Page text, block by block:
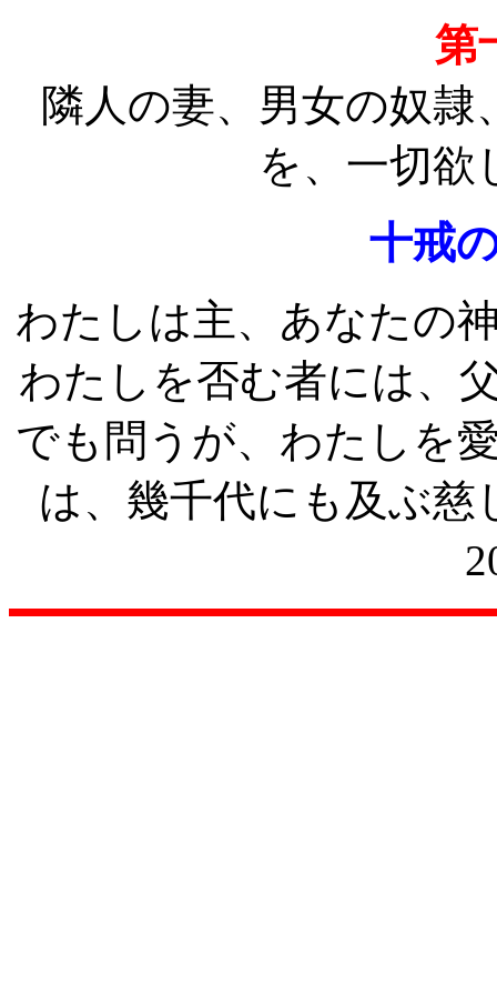
第
隣人の妻、男女の奴
を、一切欲
十戒
わたしは主、あなたの
わたしを否む者には、
でも問うが、わたしを
は、幾千代にも及ぶ